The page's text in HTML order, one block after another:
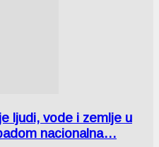
ljudi, vode i zemlje u
nacionalna…